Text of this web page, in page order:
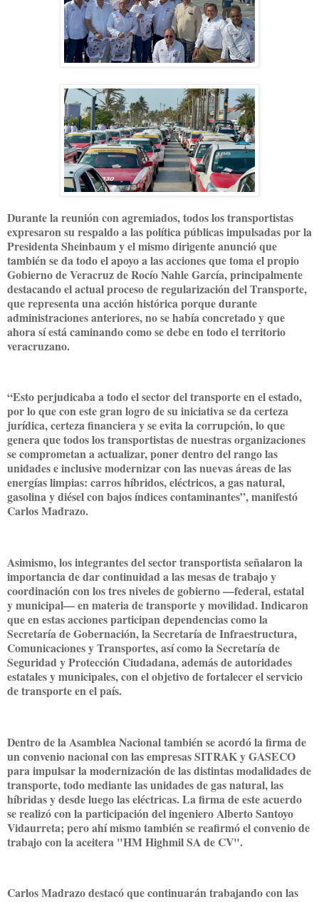
Durante la reunión con agremiados, todos los transportistas
expresaron su respaldo a las política públicas impulsadas por la
Presidenta Sheinbaum y el mismo dirigente anunció que
también se da todo el apoyo a las acciones que toma el propio
Gobierno de Veracruz de Rocío Nahle García, principalmente
destacando el actual proceso de regularización del Transporte,
que representa una acción histórica porque durante
administraciones anteriores, no se había concretado y que
ahora sí está caminando como se debe en todo el territorio
veracruzano.
“Esto perjudicaba a todo el sector del transporte en el estado,
por lo que con este gran logro de su iniciativa se da certeza
jurídica, certeza financiera y se evita la corrupción, lo que
genera que todos los transportistas de nuestras organizaciones
se comprometan a actualizar, poner dentro del rango las
unidades e inclusive modernizar con las nuevas áreas de las
energías limpias: carros híbridos, eléctricos, a gas natural,
gasolina y diésel con bajos índices contaminantes”, manifestó
Carlos Madrazo.
Asimismo, los integrantes del sector transportista señalaron la
importancia de dar continuidad a las mesas de trabajo y
coordinación con los tres niveles de gobierno —federal, estatal
y municipal— en materia de transporte y movilidad. Indicaron
que en estas acciones participan dependencias como la
Secretaría de Gobernación, la Secretaría de Infraestructura,
Comunicaciones y Transportes, así como la Secretaría de
Seguridad y Protección Ciudadana, además de autoridades
estatales y municipales, con el objetivo de fortalecer el servicio
de transporte en el país.
Dentro de la Asamblea Nacional también se acordó la firma de
un convenio nacional con las empresas SITRAK y GASECO
para impulsar la modernización de las distintas modalidades de
transporte, todo mediante las unidades de gas natural, las
híbridas y desde luego las eléctricas. La firma de este acuerdo
se realizó con la participación del ingeniero Alberto Santoyo
Vidaurreta; pero ahí mismo también se reafirmó el convenio de
trabajo con la aceitera "HM Highmil SA de CV".
Carlos Madrazo destacó que continuarán trabajando con las